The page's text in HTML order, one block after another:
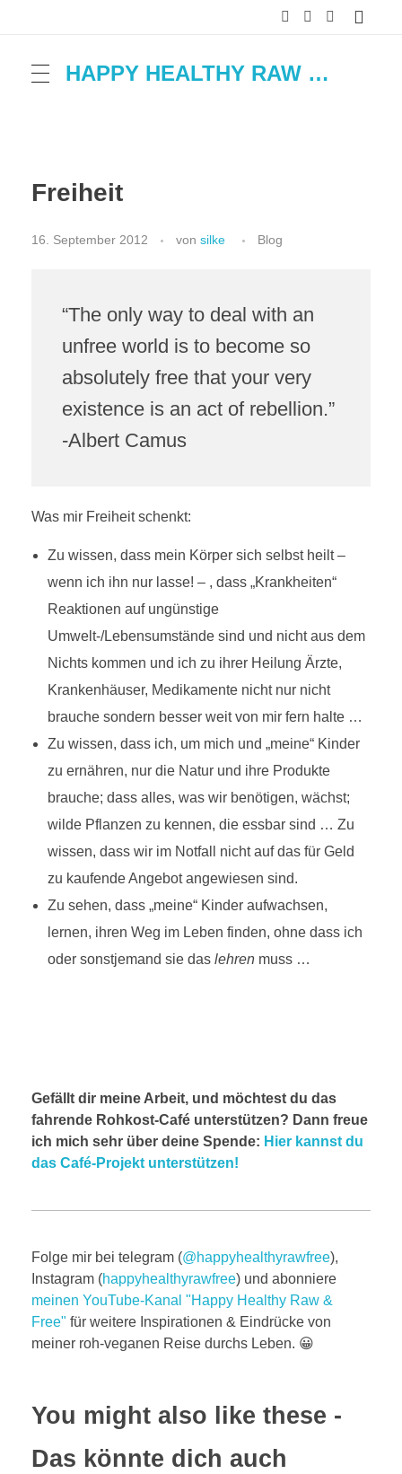
HAPPY HEALTHY RAW & FREE – ROH MACHT FROH!
Freiheit
16. September 2012 von silke Blog
“The only way to deal with an
unfree world is to become so
absolutely free that your very
existence is an act of rebellion.”
-Albert Camus
Was mir Freiheit schenkt:
Zu wissen, dass mein Körper sich selbst heilt –
wenn ich ihn nur lasse! – , dass „Krankheiten“
Reaktionen auf ungünstige
Umwelt-/Lebensumstände sind und nicht aus dem
Nichts kommen und ich zu ihrer Heilung Ärzte,
Krankenhäuser, Medikamente nicht nur nicht
brauche sondern besser weit von mir fern halte …
Zu wissen, dass ich, um mich und „meine“ Kinder
zu ernähren, nur die Natur und ihre Produkte
brauche; dass alles, was wir benötigen, wächst;
wilde Pflanzen zu kennen, die essbar sind … Zu
wissen, dass wir im Notfall nicht auf das für Geld
zu kaufende Angebot angewiesen sind.
Zu sehen, dass „meine“ Kinder aufwachsen,
lernen, ihren Weg im Leben finden, ohne dass ich
oder sonstjemand sie das lehrenmuss …
Gefällt dir meine Arbeit, und möchtest du das
fahrende Rohkost-Café unterstützen? Dann freue
ich mich sehr über deine Spende: Hier kannst du
das Café-Projekt unterstützen!
Folge mir bei telegram (@happyhealthyrawfree),
Instagram (happyhealthyrawfree) und abonniere
meinen YouTube-Kanal "Happy Healthy Raw &
Free" für weitere Inspirationen & Eindrücke von
meiner roh-veganen Reise durchs Leben. 😀
You might also like these -
Das könnte dich auch